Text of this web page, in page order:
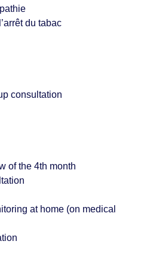
du tabac
consultation
of the 4th month
at home (on medical